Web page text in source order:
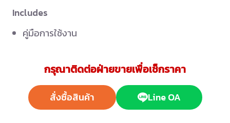
Includes
คู่มือการใช้งาน
กรุณาติดต่อฝ่ายขายเพื่อเช็กราคา
สั่งซื้อสินค้า Line OA